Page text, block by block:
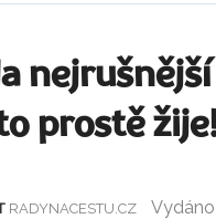
nejrušnější
prostě
RADYNACESTU.CZ
Vydáno